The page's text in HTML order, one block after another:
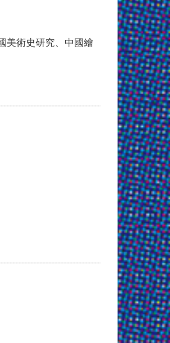
美術史研究、中國繪